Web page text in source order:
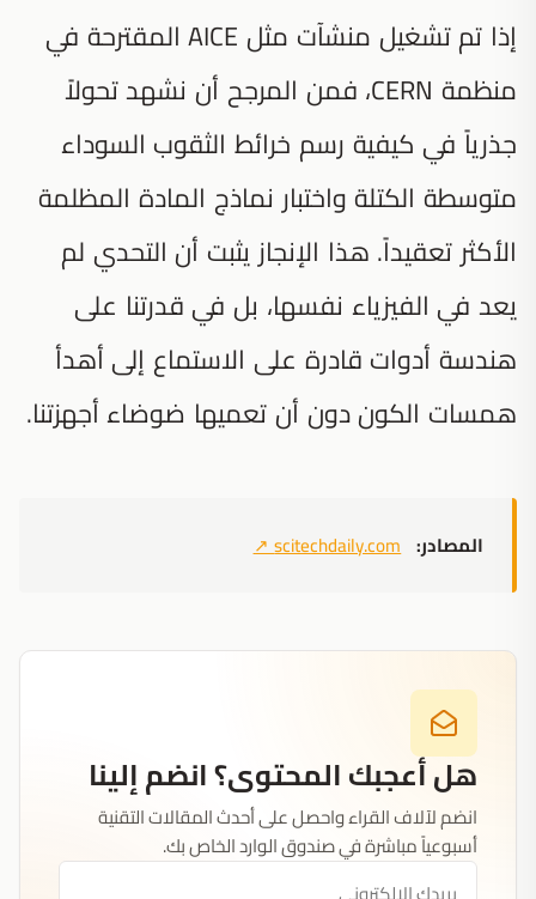
إذا تم تشغيل منشآت مثل AICE المقترحة في
منظمة CERN، فمن المرجح أن نشهد تحولاً
جذرياً في كيفية رسم خرائط الثقوب السوداء
متوسطة الكتلة واختبار نماذج المادة المظلمة
الأكثر تعقيداً. هذا الإنجاز يثبت أن التحدي لم
يعد في الفيزياء نفسها، بل في قدرتنا على
هندسة أدوات قادرة على الاستماع إلى أهدأ
همسات الكون دون أن تعميها ضوضاء أجهزتنا.
المصادر: scitechdaily.com
↗
هل أعجبك المحتوى؟ انضم إلينا
انضم لآلاف القراء واحصل على أحدث المقالات التقنية
أسبوعياً مباشرة في صندوق الوارد الخاص بك.